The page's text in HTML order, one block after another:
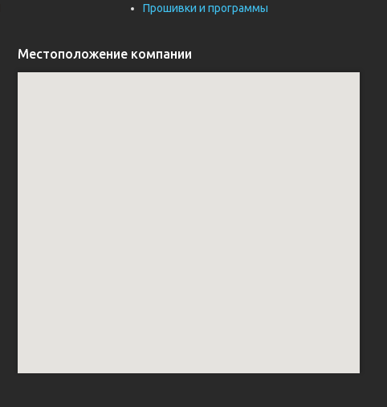
Прошивки и программы
Местоположение компании